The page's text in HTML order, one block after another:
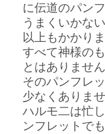
に伝道のパン
うまくいかな
以上もかかりま
すべて神様の
とはありませ
そのパンフレ
少なくありま
ハルモ二は忙
ンフレットで